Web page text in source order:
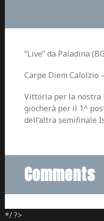
“Live” da Paladina
Carpe Diem Calolzio
Vittoria per la nostra
giocherà per il 1^
dell’altra semifinale
Comments
*/ ?>